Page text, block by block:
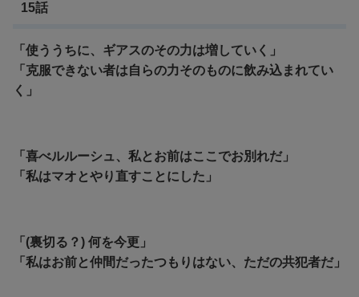
15話
「使ううちに、ギアスのその力は増していく」
「克服できない者は自らの力そのものに飲み込まれてい
く」
「喜べルルーシュ、私とお前はここでお別れだ」
「私はマオとやり直すことにした」
「(裏切る？) 何を今更」
「私はお前と仲間だったつもりはない、ただの共犯者だ」